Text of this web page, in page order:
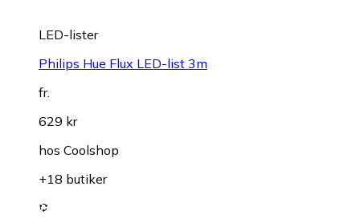
LED-lister
Philips Hue Flux LED-list 3m
fr.
629 kr
hos Coolshop
+18 butiker